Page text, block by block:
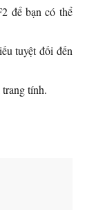
để bạn có thể
tuyệt đối đến
tính.